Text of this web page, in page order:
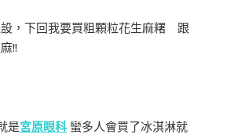
，下回我要買粗顆粒花生麻糬 跟
!!
是宮原眼科 蠻多人會買了冰淇淋就